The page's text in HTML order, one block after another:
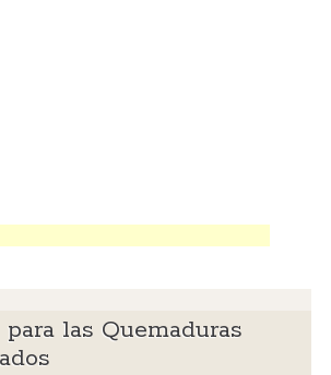
las Quemaduras